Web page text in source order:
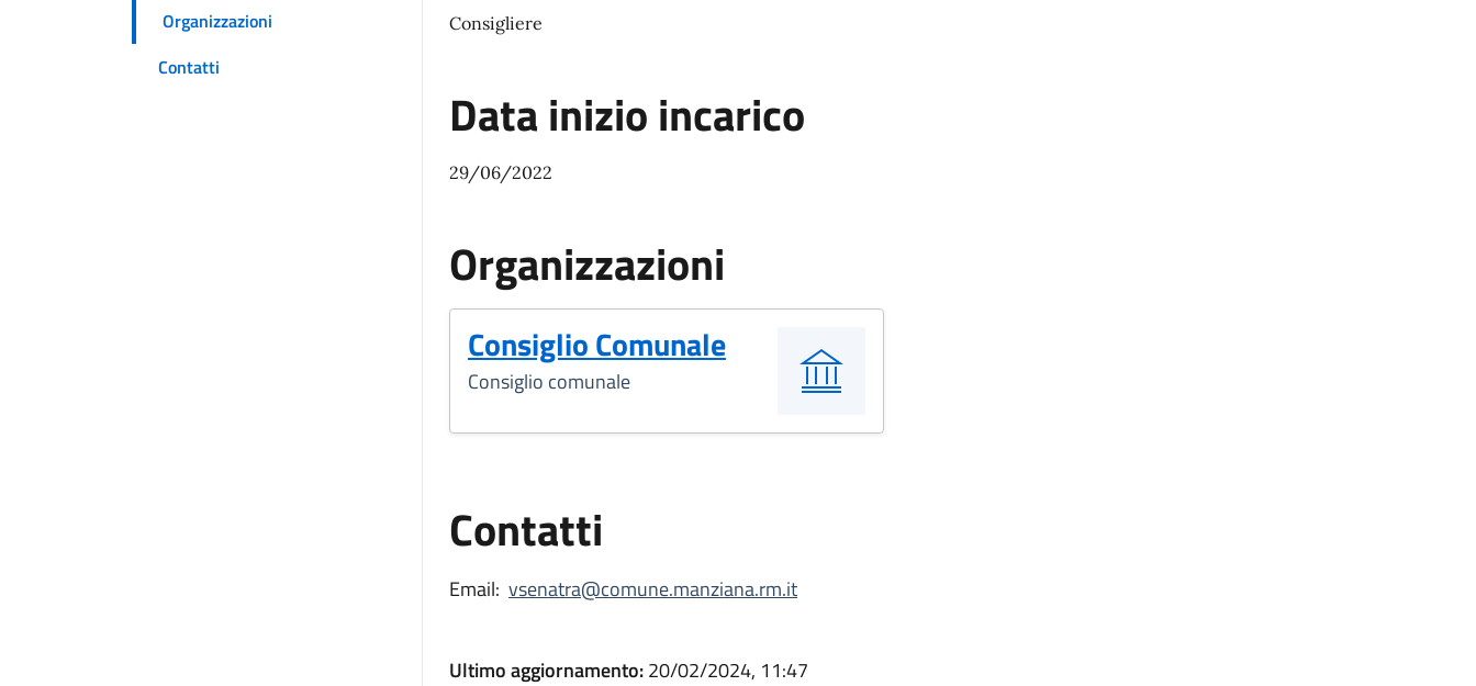
Organizzazioni
Contatti
Consigliere
Data inizio incarico
29/06/2022
Organizzazioni
Consiglio Comunale
Consiglio comunale
Contatti
Email: vsenatra@comune.manziana.rm.it
Ultimo aggiornamento:20/02/2024, 11:47